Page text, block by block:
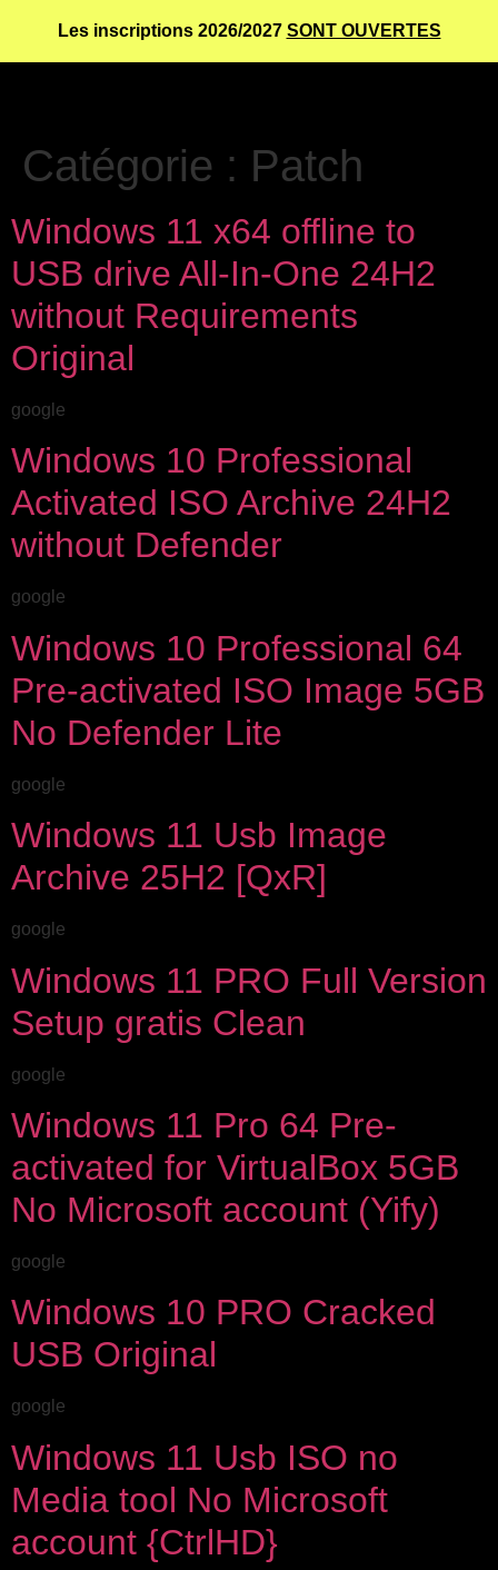
Les inscriptions 2026/2027 SONT OUVERTES
Catégorie : Patch
Windows 11 x64 offline to
USB drive All-In-One 24H2
without Requirements
Original
google
Windows 10 Professional
Activated ISO Archive 24H2
without Defender
google
Windows 10 Professional 64
Pre-activated ISO Image 5GB
No Defender Lite
google
Windows 11 Usb Image
Archive 25H2 [QxR]
google
Windows 11 PRO Full Version
Setup gratis Clean
google
Windows 11 Pro 64 Pre-
activated for VirtualBox 5GB
No Microsoft account (Yify)
google
Windows 10 PRO Cracked
USB Original
google
Windows 11 Usb ISO no
Media tool No Microsoft
account {CtrlHD}